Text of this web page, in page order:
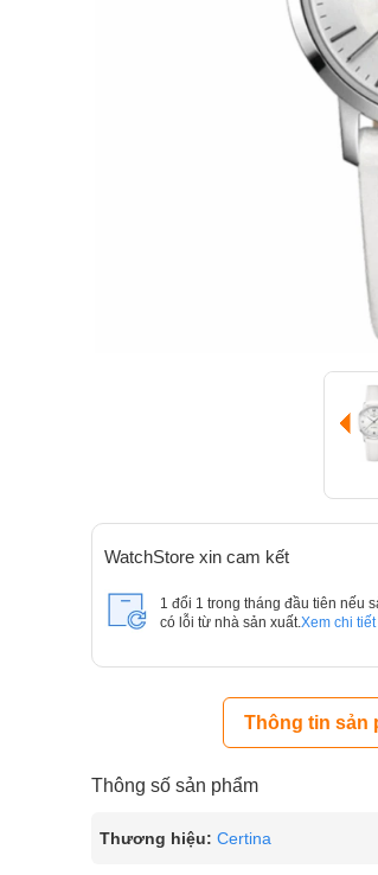
WatchStore xin cam kết
1 đổi 1 trong tháng đầu tiên nếu
có lỗi từ nhà sản xuất. Xem chi tiết
Thông tin sản
Thông số sản phẩm
Thương hiệu: Certina